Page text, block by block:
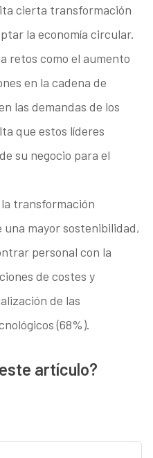
cierta transformación
la economía circular.
retos como el aumento
en la cadena de
las demandas de los
que estos líderes
su negocio para el
transformación
mayor sostenibilidad,
personal con la
de costes y
de las
(68%).
artículo?